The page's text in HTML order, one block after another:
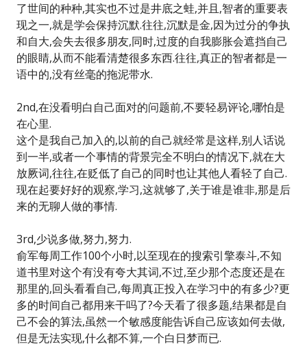
了世间的种种,其实也不过是井底之蛙,并且,智者的重要表
现之一,就是学会保持沉默.往往,沉默是金,因为过分的争执
和自大,会失去很多朋友,同时,过度的自我膨胀会遮挡自己
的眼睛,从而不能看清楚很多东西.往往,真正的智者都是一
语中的,没有丝毫的拖泥带水.
2nd,在没看明白自己面对的问题前,不要轻易评论,哪怕是
在心里.
这个是我自己加入的,以前的自己就经常是这样,别人话说
到一半,或者一个事情的背景完全不明白的情况下,就在大
放厥词,往往,在贬低了自己的同时也让其他人看轻了自己.
现在起要好好的观察,学习,这就够了,关于谁是谁非,那是后
来的无聊人做的事情.
3rd,少说多做,努力,努力.
俞军每周工作100个小时,以至现在的搜索引擎泰斗,不知
道书里对这个有没有夸大其词,不过,至少那个态度还是在
那里的,回头看看自己,每周真正投入在学习中的有多少?更
多的时间自己都用来干吗了?今天看了很多题,结果都是自
己不会的算法,虽然一个敏感度能告诉自己应该如何去做,
但是无法实现,什么都不算,一个白日梦而已.